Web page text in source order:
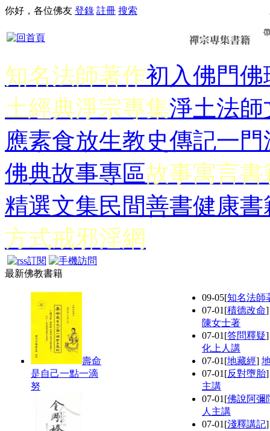
你好，各位佛友 登錄 註冊 搜索
知名法師著作初入佛門佛
土經典淨宗專集淨土法師
應素食放生教史傳記一門
佛典故事專區故事寓言書
精選文集民間善書健康書
方式戒邪淫網
最新佛教書籍
壽命
是自己一點一滴
努
09-05[知名法師
07-01 [積德改命
陳女士著
07-01 [答問釋疑
化上人講
07-01 [地藏經]
07-01 [反對墮胎
主講
07-01 [佛說阿彌
人主講
07-01 [淺釋講記